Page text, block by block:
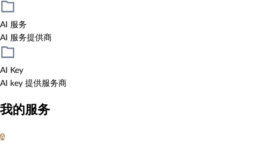
AI 服务
AI 服务提供商
AI Key
AI key 提供服务商
我的服务
A